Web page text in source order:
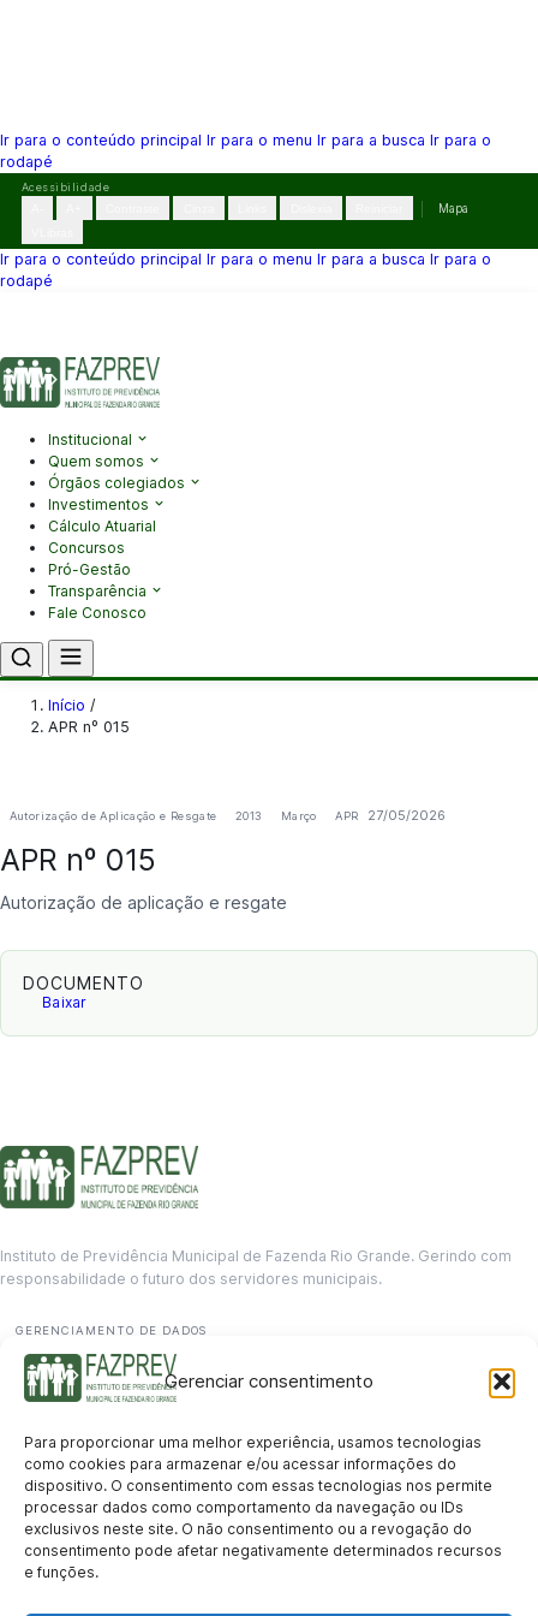
Gerenciar consentimento
Para proporcionar uma melhor experiência, usamos tecnologias
como cookies para armazenar e/ou acessar informações do
dispositivo. O consentimento com essas tecnologias nos permite
processar dados como comportamento da navegação ou IDs
exclusivos neste site. O não consentimento ou a revogação do
consentimento pode afetar negativamente determinados recursos
e funções.
Ir para o conteúdo principal Ir para o menu Ir para a busca Ir para o
rodapé
Pular
conteúdo
Acessibilidade
Mapa
Ir para o conteúdo principal Ir para o menu Ir para a busca Ir para o
rodapé
Institucional
Quem somos
Órgãos colegiados
Investimentos
Cálculo Atuarial
Concursos
Pró-Gestão
Transparência
Fale Conosco
Início /
APR nº 015
Autorização de Aplicação e Resgate 2013 Março APR 27/05/2026
APR nº 015
Autorização de aplicação e resgate
DOCUMENTO
Baixar
Instituto de Previdência Municipal de Fazenda Rio Grande. Gerindo com
responsabilidade o futuro dos servidores municipais.
GERENCIAMENTO DE DADOS
Departamento de informação
contato@fazprev.pr.gov.br
(41) 3995-2146
Serviços
Aposentadoria Pensão por Morte Benefício por Invalidez Auxílio Doença
Holerite Online Protocolo Online
Transparência
Portal da Transparência